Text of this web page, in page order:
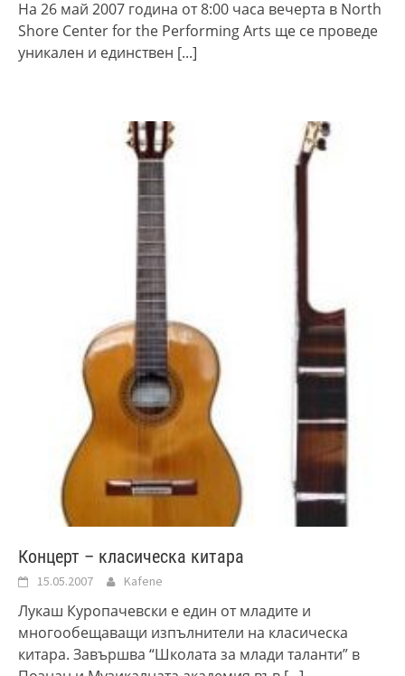
На 26 май 2007 година от 8:00 часа вечерта в North
Shore Center for the Performing Arts ще се проведе
уникален и единствен [...]
Концерт – класическа китара
15.05.2007 Kafene
Лукаш Куропачевски е един от младите и
многообещаващи изпълнители на класическа
китара. Завършва “Школата за млади таланти” в